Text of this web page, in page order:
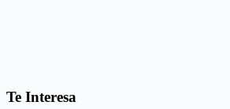
Códigos de error por marcas
Te Interesa